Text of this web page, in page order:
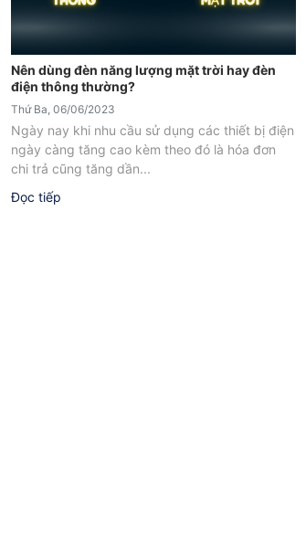
Nên dùng đèn năng lượng mặt trời hay đèn
điện thông thường?
Thứ Ba, 06/06/2023
Ngày nay khi nhu cầu sử dụng các thiết bị điện
ngày càng tăng cao kèm theo đó là hóa đơn
chi trả cũng tăng dần...
Đọc tiếp